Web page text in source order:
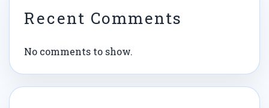
Recent Comments
No comments to show.